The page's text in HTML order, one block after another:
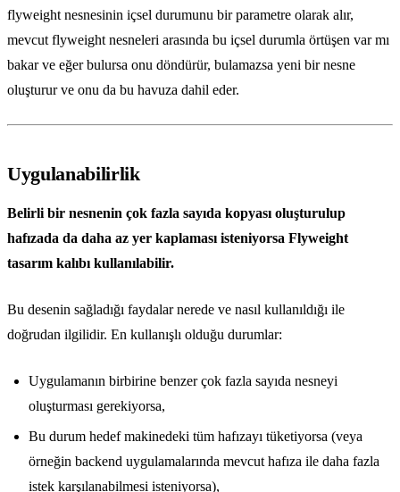
flyweight nesnesinin içsel durumunu bir parametre olarak alır,
mevcut flyweight nesneleri arasında bu içsel durumla örtüşen var mı
bakar ve eğer bulursa onu döndürür, bulamazsa yeni bir nesne
oluşturur ve onu da bu havuza dahil eder.
Uygulanabilirlik
Belirli bir nesnenin çok fazla sayıda kopyası oluşturulup
hafızada da daha az yer kaplaması isteniyorsa Flyweight
tasarım kalıbı kullanılabilir.
Bu desenin sağladığı faydalar nerede ve nasıl kullanıldığı ile
doğrudan ilgilidir. En kullanışlı olduğu durumlar:
Uygulamanın birbirine benzer çok fazla sayıda nesneyi
oluşturması gerekiyorsa,
Bu durum hedef makinedeki tüm hafızayı tüketiyorsa (veya
örneğin backend uygulamalarında mevcut hafıza ile daha fazla
istek karşılanabilmesi isteniyorsa),